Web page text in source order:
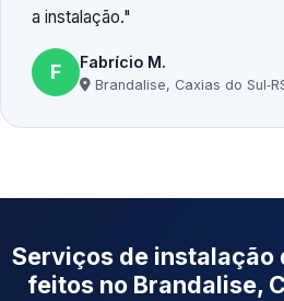
a instalação.
F Fabrício M.
Brandalise, Caxias do
Serviços de instalação
feitos no Brandalise,